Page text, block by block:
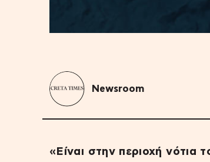
Newsroom
«Είναι στην περιοχή